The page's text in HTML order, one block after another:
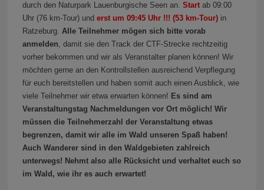
durch den Naturpark Lauenburgische Seen an. Startab 09:00
Uhr (76 km-Tour) und erst um 09:45 Uhr !!! (53 km-Tour)in
Ratzeburg. Alle Teilnehmer mögen sich bitte vorab
anmelden, damit sie den Track der CTF-Strecke rechtzeitig
vorher bekommen und wir als Veranstalter planen können! Wir
möchten gerne an den Kontrollstellen ausreichend Verpflegung
für euch bereitstellen und haben somit auch einen Ausblick, wie
viele Teilnehmer wir etwa erwarten können! Es sind am
Veranstaltungstag Nachmeldungen vor Ort möglich! Wir
müssen die Teilnehmerzahl der Veranstaltung etwas
begrenzen, damit wir alle im Wald unseren Spaß haben!
Auch Wanderer sind in den Waldgebieten zahlreich
unterwegs! Nehmt also alle Rücksicht und verhaltet euch so
im Wald, wie ihr es auch erwartet!